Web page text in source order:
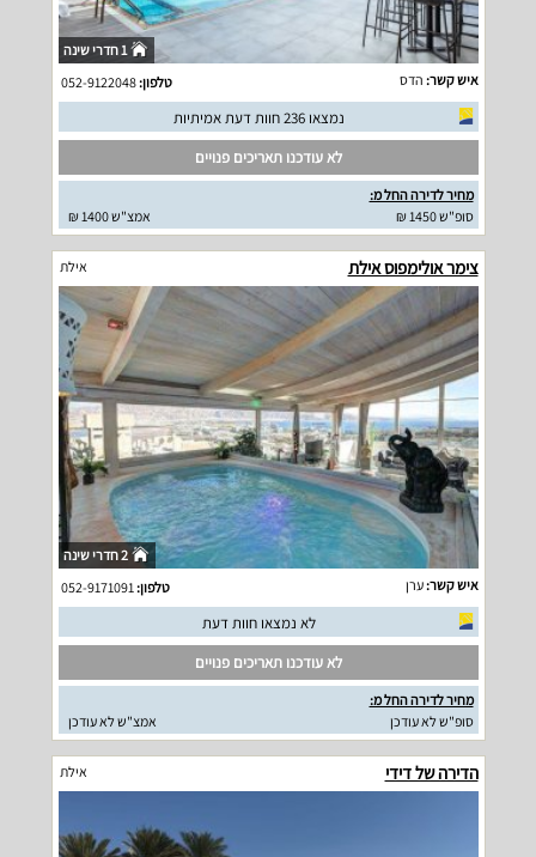
1 חדרי שינה
איש קשר: הדס טלפון:052-9122048
נמצאו 236 חוות דעת אמיתיות
לא עודכנו תאריכים פנויים
מחיר לדירה החל מ:
סופ"ש 1450 ₪
אמצ"ש 1400 ₪
צימר אולימפוס אילת אילת
2 חדרי שינה
איש קשר:ערן טלפון:
לא נמצאו חוות דעת
לא עודכנו תאריכים פנויים
מחיר לדירה החל מ:
סופ"ש לא עודכן
אמצ"ש לא עודכן
הדירה של דידי אילת